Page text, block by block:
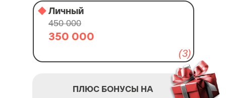
ПЛЮС БОНУСЫ НА
(3)
350 000
450 000
Личный